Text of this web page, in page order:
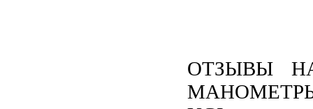
ОТЗЫВЫ